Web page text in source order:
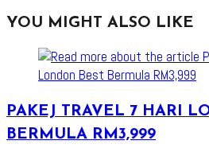
YOU MIGHT ALSO LIKE
PAKEJ TRAVEL 7 HARI
BERMULA RM3,999